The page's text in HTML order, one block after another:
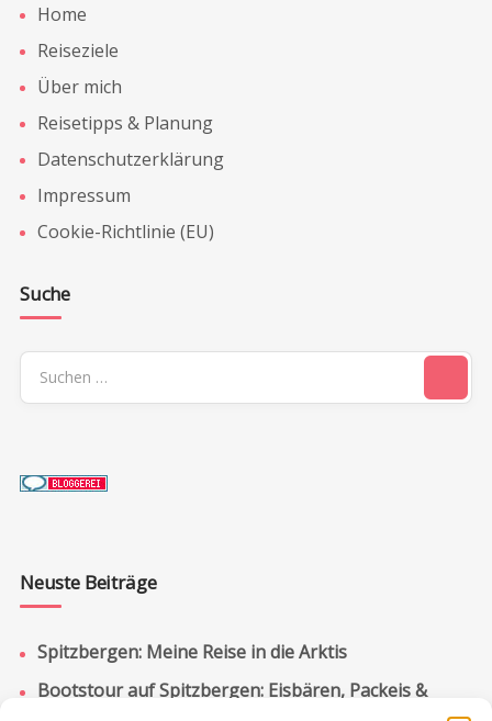
Home
Reiseziele
Über mich
Reisetipps & Planung
Datenschutzerklärung
Impressum
Cookie-Richtlinie (EU)
Suche
Suchen
nach:
Neuste Beiträge
Spitzbergen: Meine Reise in die Arktis
Bootstour auf Spitzbergen: Eisbären, Packeis &